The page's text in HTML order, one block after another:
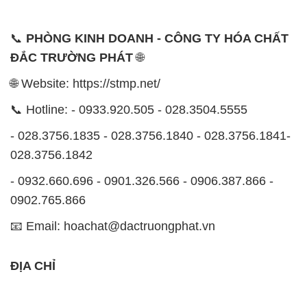
📞 PHÒNG KINH DOANH - CÔNG TY HÓA CHẤT
ĐẮC TRƯỜNG PHÁT🌐
🌐 Website: https://stmp.net/
📞 Hotline: - 0933.920.505 - 028.3504.5555
- 028.3756.1835 - 028.3756.1840 - 028.3756.1841-
028.3756.1842
- 0932.660.696 - 0901.326.566 - 0906.387.866 -
0902.765.866
📧 Email: hoachat@dactruongphat.vn
ĐỊA CHỈ